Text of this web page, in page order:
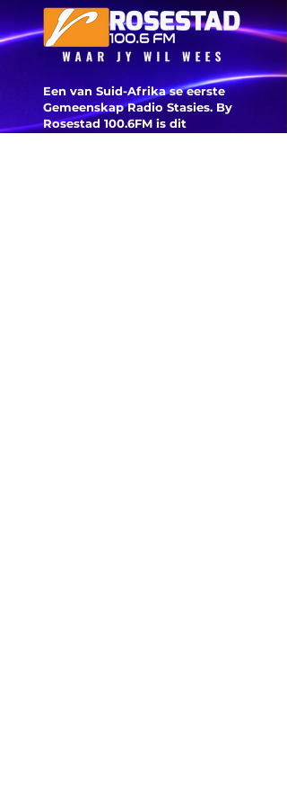
VS verwag
Een van Suid-Afrika se eerste
Gemeenskap Radio Stasies. By
Rosestad 100.6FM is dit